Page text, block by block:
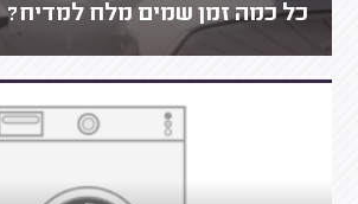
כל כמה זמן שמים מלח למדיח?